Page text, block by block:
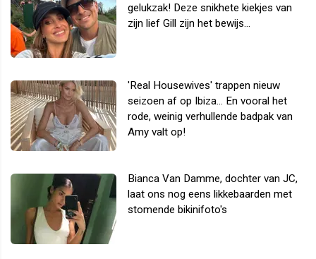
gelukzak! Deze snikhete kiekjes van
zijn lief Gill zijn het bewijs...
'Real Housewives' trappen nieuw
seizoen af op Ibiza... En vooral het
rode, weinig verhullende badpak van
Amy valt op!
Bianca Van Damme, dochter van JC,
laat ons nog eens likkebaarden met
stomende bikinifoto's